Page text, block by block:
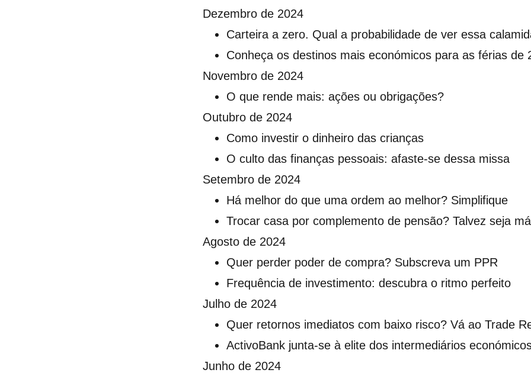
Dezembro de 2024
Carteira a zero. Qual a probabilidade de ver essa
Conheça os destinos mais económicos para as férias de
Novembro de 2024
O que rende mais: ações ou obrigações?
Outubro de 2024
Como investir o dinheiro das crianças
O culto das finanças pessoais: afaste-se dessa missa
Setembro de 2024
Há melhor do que uma ordem ao melhor? Simplifique
Trocar casa por complemento de pensão? Talvez seja
Agosto de 2024
Quer perder poder de compra? Subscreva um PPR
Frequência de investimento: descubra o ritmo perfeito
Julho de 2024
Quer retornos imediatos com baixo risco? Vá ao Trade
ActivoBank junta-se à elite dos intermediários
Junho de 2024